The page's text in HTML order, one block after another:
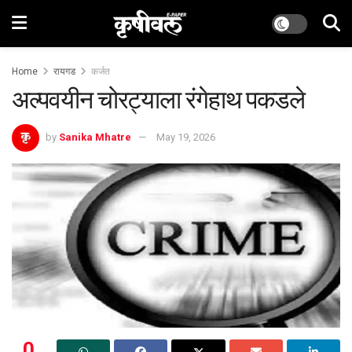
Home रायगड कर्जत
अल्पवयीन चोरट्याला रंगेहाथ पकडले
by Sanika Mhatre May 19, 2026